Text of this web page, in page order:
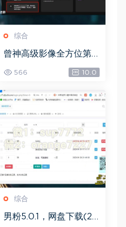
综合
曾神高级影像全方位第
四期，网盘下载(49.08
G)
566 10.0
综合
男粉5.0.1，网盘下载(25